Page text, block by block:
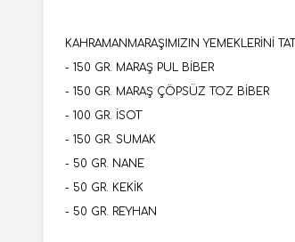
KAHRAMANMARAŞIMIZIN YEMEKLERİNİ
- 150 GR. MARAŞ PUL BİBER
- 150 GR. MARAŞ ÇÖPSÜZ TOZ BİBER
- 100 GR. İSOT
- 150 GR. SUMAK
- 50 GR. NANE
- 50 GR. KEKİK
- 50 GR. REYHAN